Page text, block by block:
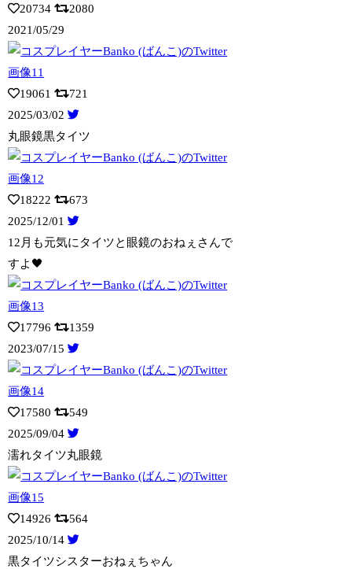
20734
2080
2021/05/29
19061
721
2025/03/02
丸眼鏡黒タイツ
18222
673
2025/12/01
12月も元気にタイツと眼鏡のおねぇさんで
すよ🖤
17796
1359
2023/07/15
17580
549
2025/09/04
濡れタイツ丸眼鏡
14926
564
2025/10/14
黒タイツシスターおねぇちゃん